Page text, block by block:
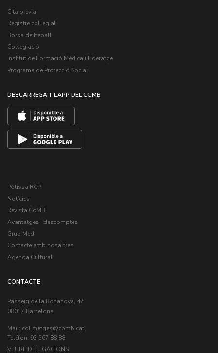
Cita prèvia
Registre col·legial
Borsa de treball
Col·legiació
Institut de Formació Mèdica i Lideratge
Programa de Protecció Social
DESCARREGA’T L’APP DEL COMB
Pòlissa RCP
Notícies
Revista CoMB
Avantatges i descomptes
Grup Med
Contacte amb nosaltres
Agenda Cultural
CONTACTE
Passeig de la Bonanova, 47
08017 Barcelona
Mail: col.metges
Teléfon: 93 567 88 88
VEURE DELEGACIONS